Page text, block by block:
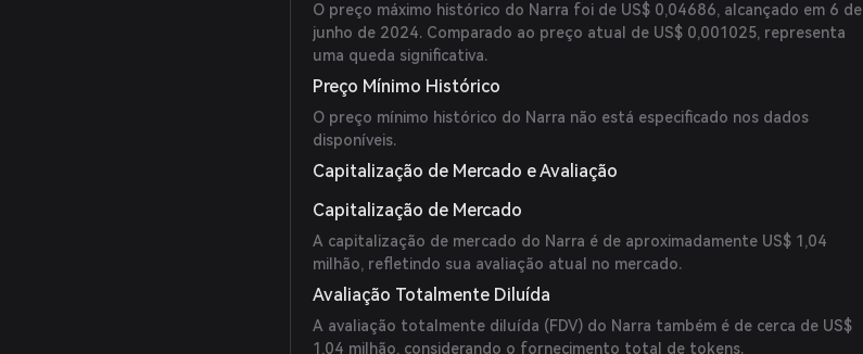
O preço máximo histórico do Narra foi de US$ 0,04686, alcançado em 6 de
junho de 2024. Comparado ao preço atual de US$ 0,001025, representa
uma queda significativa.
Preço Mínimo Histórico
O preço mínimo histórico do Narra não está especificado nos dados
disponíveis.
Capitalização de Mercado e Avaliação
Capitalização de Mercado
A capitalização de mercado do Narra é de aproximadamente US$ 1,04
milhão, refletindo sua avaliação atual no mercado.
Avaliação Totalmente Diluída
A avaliação totalmente diluída (FDV) do Narra também é de cerca de US$
1,04 milhão, considerando o fornecimento total de tokens.